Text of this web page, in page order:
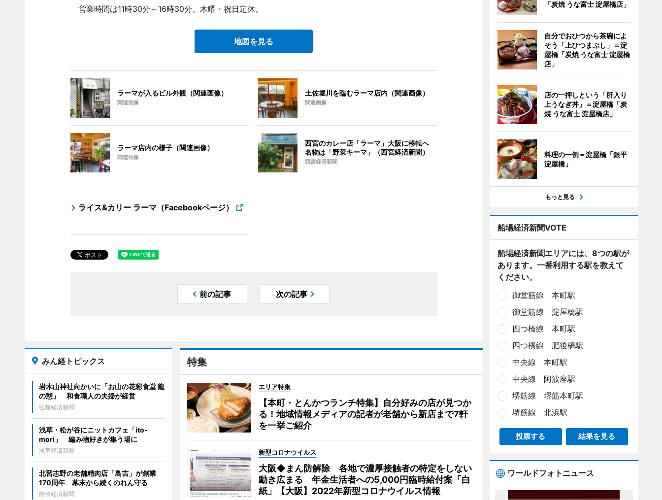
営業時間は11時30分～16時30分。木曜・祝日定休。
地図を見る
ラーマが入るビル外観（関連画像）
関連画像
土佐堀川を臨むラーマ店内（関連画像）
関連画像
ラーマ店内の様子（関連画像）
関連画像
西宮のカレー店「ラーマ」大阪に移転へ
名物は「野菜キーマ」（西宮経済新聞）
西宮経済新聞
ライス&カリー ラーマ（Facebookページ）
前の記事 次の記事
特集
エリア特集
【本町・とんかつランチ特集】自分好みの店が見つか
る！地域情報メディアの記者が老舗から新店まで7軒
を一挙ご紹介
新型コロナウイルス
大阪◆まん防解除 各地で濃厚接触者の特定をしない
動き広まる 年金生活者への5,000円臨時給付案「白
紙」【大阪】2022年新型コロナウイルス情報
みん経トピックス
岩木山神社向かいに「お山の花彩食堂 龍
の憩」 和食職人の夫婦が経営
弘前経済新聞
浅草・松が谷にニットカフェ「ito-
mori」 編み物好きが集う場に
浅草経済新聞
北習志野の老舗精肉店「鳥吉」が創業
170周年 幕末から続くのれん守る
船橋経済新聞
「炭焼 うな富士 淀屋橋店」
自分でおひつから茶碗によ
そう「上ひつまぶし」＝淀
屋橋「炭焼 うな富士 淀屋橋
店」
店の一押しという「肝入り
上うなぎ丼」＝淀屋橋「炭
焼 うな富士 淀屋橋店」
料理の一例＝淀屋橋「銀平
淀屋橋」
もっと見る
船場経済新聞VOTE
船場経済新聞エリアには、8つの駅が
あります。一番利用する駅を教えて
ください。
御堂筋線 本町駅
御堂筋線 淀屋橋駅
四つ橋線 本町駅
四つ橋線 肥後橋駅
中央線 本町駅
中央線 阿波座駅
堺筋線 堺筋本町駅
堺筋線 北浜駅
投票する 結果を見る
ワールドフォトニュース